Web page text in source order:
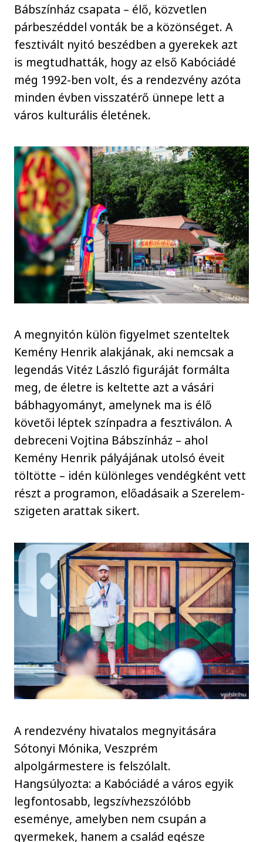
Bábszínház csapata – élő, közvetlen
párbeszéddel vonták be a közönséget. A
fesztivált nyitó beszédben a gyerekek azt
is megtudhatták, hogy az első Kabóciádé
még 1992-ben volt, és a rendezvény azóta
minden évben visszatérő ünnepe lett a
város kulturális életének.
A megnyitón külön figyelmet szenteltek
Kemény Henrik alakjának, aki nemcsak a
legendás Vitéz László figuráját formálta
meg, de életre is keltette azt a vásári
bábhagyományt, amelynek ma is élő
követői léptek színpadra a fesztiválon. A
debreceni Vojtina Bábszínház – ahol
Kemény Henrik pályájának utolsó éveit
töltötte – idén különleges vendégként vett
részt a programon, előadásaik a Szerelem-
szigeten arattak sikert.
A rendezvény hivatalos megnyitására
Sótonyi Mónika, Veszprém
alpolgármestere is felszólalt.
Hangsúlyozta: a Kabóciádé a város egyik
legfontosabb, legszívhezszólóbb
eseménye, amelyben nem csupán a
gyermekek, hanem a család egésze